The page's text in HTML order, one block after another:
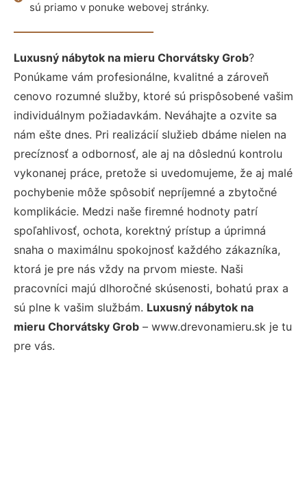
sú priamo v ponuke webovej stránky.
Luxusný nábytok na mieru Chorvátsky Grob?
Ponúkame vám profesionálne, kvalitné a zároveň
cenovo rozumné služby, ktoré sú prispôsobené vašim
individuálnym požiadavkám. Neváhajte a ozvite sa
nám ešte dnes. Pri realizácií služieb dbáme nielen na
precíznosť a odbornosť, ale aj na dôslednú kontrolu
vykonanej práce, pretože si uvedomujeme, že aj malé
pochybenie môže spôsobiť nepríjemné a zbytočné
komplikácie. Medzi naše firemné hodnoty patrí
spoľahlivosť, ochota, korektný prístup a úprimná
snaha o maximálnu spokojnosť každého zákazníka,
ktorá je pre nás vždy na prvom mieste. Naši
pracovníci majú dlhoročné skúsenosti, bohatú prax a
sú plne k vašim službám. Luxusný nábytok na
mieru Chorvátsky Grob – www.drevonamieru.sk je tu
pre vás.